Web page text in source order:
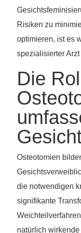
Risiken zu
optimieren, ist es
spezialisierter
Die
Osteotomien
die notwendigen
signifikante
natürlich